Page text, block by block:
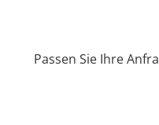
Passen Sie Ihre